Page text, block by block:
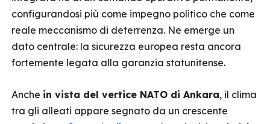
configurandosi più come impegno politico che come
reale meccanismo di deterrenza. Ne emerge un
dato centrale: la sicurezza europea resta ancora
fortemente legata alla garanzia statunitense.
Anche in vista del vertice NATO di Ankara, il clima
tra gli alleati appare segnato da un crescente